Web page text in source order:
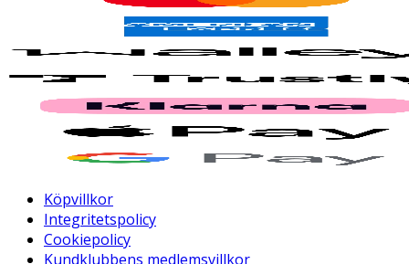
Köpvillkor
Integritetspolicy
Cookiepolicy
Kundklubbens medlemsvillkor